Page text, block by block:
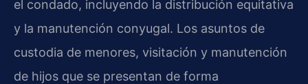
el condado, incluyendo la distribución equitativa
y la manutención conyugal. Los asuntos de
custodia de menores, visitación y manutención
de hijos que se presentan de forma